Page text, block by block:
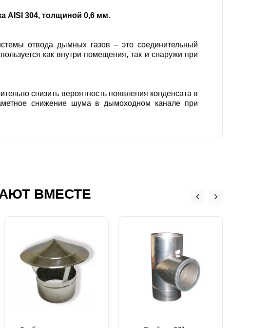
AISI 304, толщиной 0,6 мм.
отвода дымных газов – это соединительный
как внутри помещения, так и снаружи при
снизить вероятность появления конденсата в
снижение шума в дымоходном канале при
ВМЕСТЕ